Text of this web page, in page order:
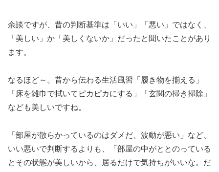
余談ですが、昔の判断基準は「いい」「悪い」ではなく、
「美しい」か「美しくないか」だったと聞いたことがあり
ます。
なるほど～。昔から伝わる生活風習「履き物を揃える」
「床を雑巾で拭いてピカピカにする」「玄関の掃き掃除」
なども美しいですね。
「部屋が散らかっているのはダメだ、波動が悪い」など、
いい悪いで判断するよりも、「部屋の中がととのっている
とその状態が美しいから、居るだけで気持ちがいいな。だ